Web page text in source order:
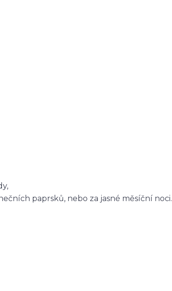
paprsků, nebo za jasné měsíční noci.